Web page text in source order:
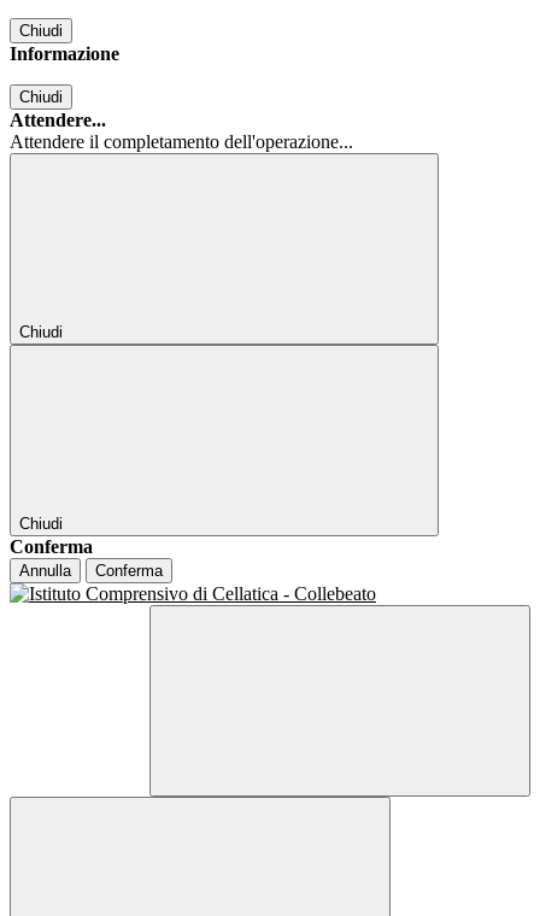
Chiudi
Informazione
Chiudi
Attendere...
Attendere il completamento dell'operazione...
Chiudi
Chiudi
Conferma
Annulla Conferma